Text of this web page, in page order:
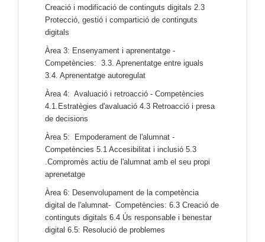
Creació i modificació de continguts digitals 2.3
Protecció, gestió i compartició de continguts
digitals
Àrea 3: Ensenyament i aprenentatge -
Competències: 3.3. Aprenentatge entre iguals
3.4. Aprenentatge autoregulat
Àrea 4: Avaluació i retroacció - Competències
4.1.Estratègies d'avaluació 4.3 Retroacció i presa
de decisions
Àrea 5: Empoderament de l'alumnat -
Competències 5.1 Accesibilitat i inclusió 5.3
.Compromès actiu de l'alumnat amb el seu propi
aprenetatge
Àrea 6: Desenvolupament de la competència
digital de l'alumnat- Competències: 6.3 Creació de
continguts digitals 6.4 Ús responsable i benestar
digital 6.5: Resolució de problemes